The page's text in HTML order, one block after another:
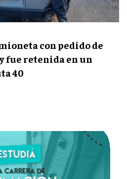
con pedido de
fue retenida en un
40